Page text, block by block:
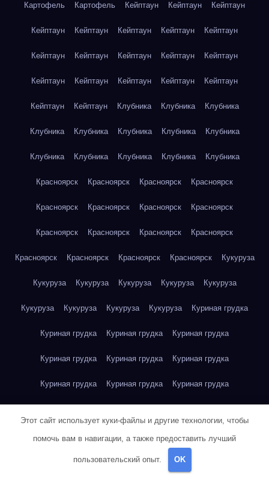
Картофель Картофель Кейптаун Кейптаун Кейптаун
Кейптаун Кейптаун Кейптаун Кейптаун Кейптаун
Кейптаун Кейптаун Кейптаун Кейптаун Кейптаун
Кейптаун Кейптаун Кейптаун Кейптаун Кейптаун
Кейптаун Кейптаун Клубника Клубника Клубника
Клубника Клубника Клубника Клубника Клубника
Клубника Клубника Клубника Клубника Клубника
Красноярск Красноярск Красноярск Красноярск
Красноярск Красноярск Красноярск Красноярск
Красноярск Красноярск Красноярск Красноярск
Красноярск Красноярск Красноярск Красноярск Кукуруза
Кукуруза Кукуруза Кукуруза Кукуруза Кукуруза
Кукуруза Кукуруза Кукуруза Кукуруза Куриная грудка
Куриная грудка Куриная грудка Куриная грудка
Куриная грудка Куриная грудка Куриная грудка
Куриная грудка Куриная грудка Куриная грудка
Куриное яйцо
Куриное яйцо Куриное яйцо Куриное яйцо
Этот сайт использует куки-файлы и другие технологии, чтобы
помочь вам в навигации, а также предоставить лучший
пользовательский опыт. OK